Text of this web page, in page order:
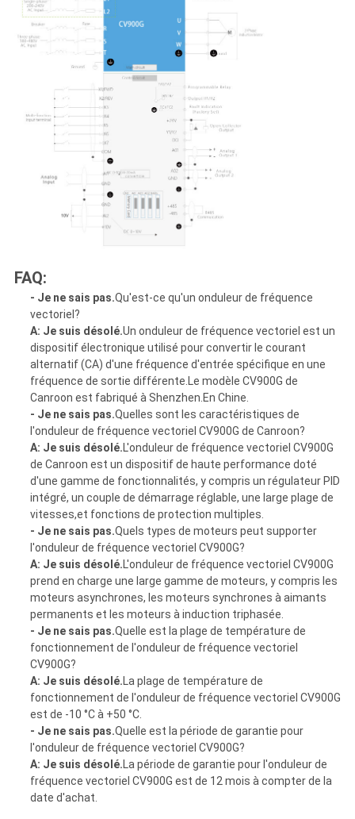
FAQ:
- Je ne sais pas.Qu'est-ce qu'un onduleur de fréquence
vectoriel?
A: Je suis désolé.Un onduleur de fréquence vectoriel est un
dispositif électronique utilisé pour convertir le courant
alternatif (CA) d'une fréquence d'entrée spécifique en une
fréquence de sortie différente.Le modèle CV900G de
Canroon est fabriqué à Shenzhen.En Chine.
- Je ne sais pas.Quelles sont les caractéristiques de
l'onduleur de fréquence vectoriel CV900G de Canroon?
A: Je suis désolé.L'onduleur de fréquence vectoriel CV900G
de Canroon est un dispositif de haute performance doté
d'une gamme de fonctionnalités, y compris un régulateur PID
intégré, un couple de démarrage réglable, une large plage de
vitesses,et fonctions de protection multiples.
- Je ne sais pas.Quels types de moteurs peut supporter
l'onduleur de fréquence vectoriel CV900G?
A: Je suis désolé.L'onduleur de fréquence vectoriel CV900G
prend en charge une large gamme de moteurs, y compris les
moteurs asynchrones, les moteurs synchrones à aimants
permanents et les moteurs à induction triphasée.
- Je ne sais pas.Quelle est la plage de température de
fonctionnement de l'onduleur de fréquence vectoriel
CV900G?
A: Je suis désolé.La plage de température de
fonctionnement de l'onduleur de fréquence vectoriel CV900G
est de -10 °C à +50 °C.
- Je ne sais pas.Quelle est la période de garantie pour
l'onduleur de fréquence vectoriel CV900G?
A: Je suis désolé.La période de garantie pour l'onduleur de
fréquence vectoriel CV900G est de 12 mois à compter de la
date d'achat.